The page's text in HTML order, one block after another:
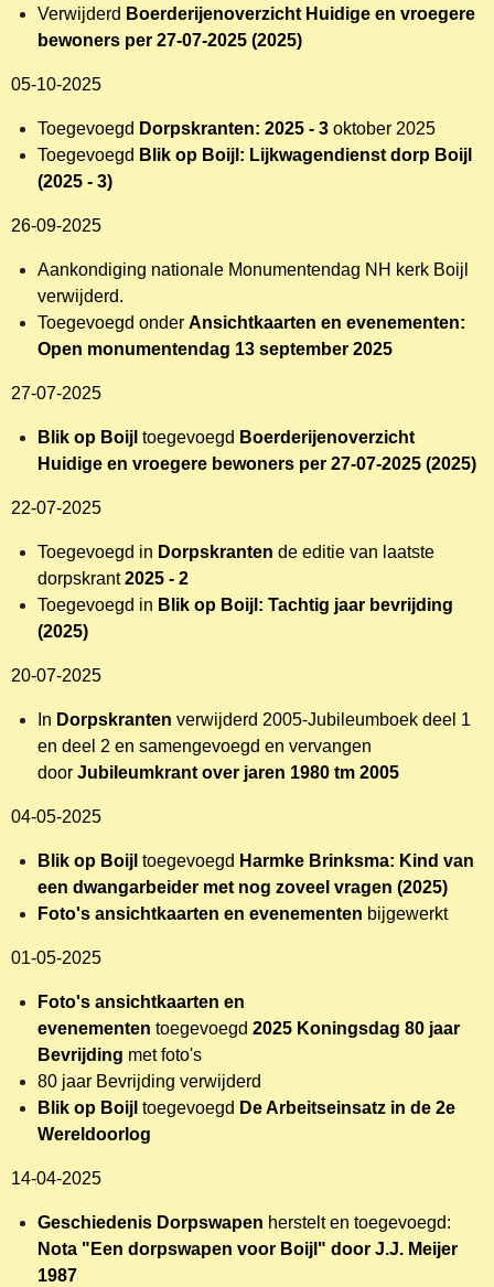
Verwijderd Boerderijenoverzicht Huidige en vroegere
bewoners per 27-07-2025 (2025)
05-10-2025
Toegevoegd Dorpskranten: 2025 - 3 oktober 2025
Toegevoegd Blik op Boijl: Lijkwagendienst dorp Boijl
(2025 - 3)
26-09-2025
Aankondiging nationale Monumentendag NH kerk Boijl
verwijderd.
Toegevoegd onder Ansichtkaarten en evenementen:
Open monumentendag 13 september 2025
27-07-2025
Blik op Boijl toegevoegd Boerderijenoverzicht
Huidige en vroegere bewoners per 27-07-2025 (2025)
22-07-2025
Toegevoegd in Dorpskranten de editie van laatste
dorpskrant2025 - 2
Toegevoegd in Blik op Boijl: Tachtig jaar bevrijding
(2025)
20-07-2025
In Dorpskranten verwijderd 2005-Jubileumboek deel 1
en deel 2 en samengevoegd en vervangen
door Jubileumkrant over jaren 1980 tm 2005
04-05-2025
Blik op Boijl toegevoegd Harmke Brinksma: Kind van
een dwangarbeider met nog zoveel vragen (2025)
Foto's ansichtkaarten en evenementen bijgewerkt
01-05-2025
Foto's ansichtkaarten en
evenementen toegevoegd 2025 Koningsdag 80 jaar
Bevrijding met foto's
80 jaar Bevrijding verwijderd
Blik op Boijl toegevoegd De Arbeitseinsatz in de 2e
Wereldoorlog
14-04-2025
Geschiedenis Dorpswapen herstelt en toegevoegd:
Nota "Een dorpswapen voor Boijl" door J.J. Meijer
1987